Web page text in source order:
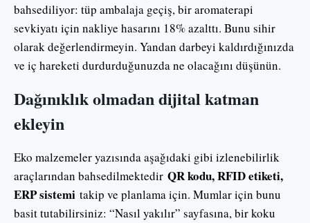
bahsediliyor: tüp ambalaja geçiş, bir aromaterapi
sevkiyatı için nakliye hasarını 18% azalttı. Bunu sihir
olarak değerlendirmeyin. Yandan darbeyi kaldırdığınızda
ve iç hareketi durdurduğunuzda ne olacağını düşünün.
Dağınıklık olmadan dijital katman
ekleyin
Eko malzemeler yazısında aşağıdaki gibi izlenebilirlik
araçlarından bahsedilmektedir QR kodu, RFID etiketi,
ERP sistemi takip ve planlama için. Mumlar için bunu
basit tutabilirsiniz: “Nasıl yakılır” sayfasına, bir koku